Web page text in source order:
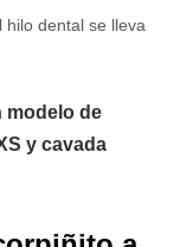
hilo dental se lleva
modelo de
y cavada